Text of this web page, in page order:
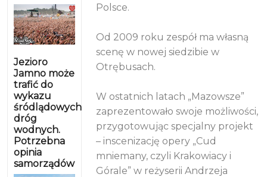
Jezioro
Jamno może
trafić do
wykazu
śródlądowych
dróg
wodnych.
Potrzebna
opinia
samorządów
Polsce.
Od 2009 roku zespół ma własną
scenę w nowej siedzibie w
Otrębusach.
W ostatnich latach „Mazowsze”
zaprezentowało swoje możliwości,
przygotowując specjalny projekt
– inscenizację opery „Cud
mniemany, czyli Krakowiacy i
Górale” w reżyserii Andrzeja